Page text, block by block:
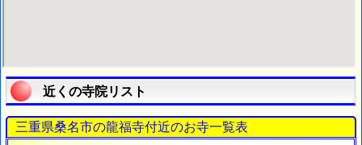
近くの寺院リスト
三重県桑名市の龍福寺付近のお寺一覧表